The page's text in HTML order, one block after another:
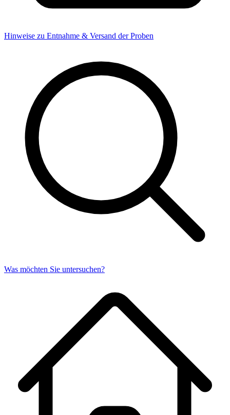
Hinweise zu Entnahme & Versand der Proben
Was möchten Sie untersuchen?